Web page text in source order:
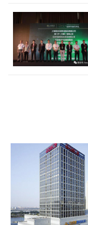
和监控端两大部
两者之间通过以
联，一台监控主
从监控主机上获
只能接6台，超过